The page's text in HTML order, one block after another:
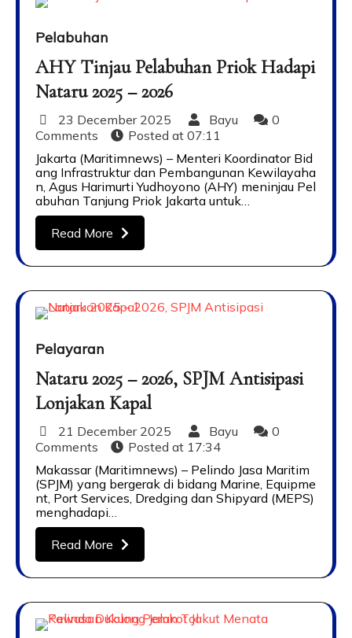
Pelabuhan
AHY Tinjau Pelabuhan Priok Hadapi
Nataru 2025 – 2026
23 December 2025 Bayu
0
Comments
Posted at 07:11
Jakarta (Maritimnews) – Menteri Koordinator Bid
ang Infrastruktur dan Pembangunan Kewilayaha
n, Agus Harimurti Yudhoyono (AHY) meninjau Pel
abuhan Tanjung Priok Jakarta untuk…
Read More
Pelayaran
Nataru 2025 – 2026, SPJM Antisipasi
Lonjakan Kapal
21 December 2025 Bayu
0
Comments
Posted at 17:34
Makassar (Maritimnews) – Pelindo Jasa Maritim
(SPJM) yang bergerak di bidang Marine, Equipme
nt, Port Services, Dredging dan Shipyard (MEPS)
menghadapi…
Read More